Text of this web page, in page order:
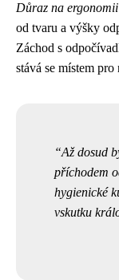
Důraz na
od tvaru a výšky
Záchod s
stává se místem
Až dosud
příchodem
hygienické
vskutku